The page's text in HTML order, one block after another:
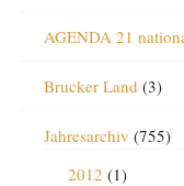
AGENDA 21
Brucker Land (3)
Jahresarchiv (755)
2012 (1)